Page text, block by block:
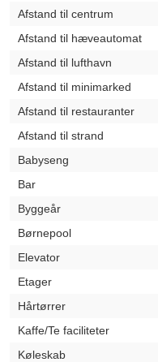
Afstand til centrum
Afstand til hæveautomat
Afstand til lufthavn
Afstand til minimarked
Afstand til restauranter
Afstand til strand
Babyseng
Bar
Byggeår
Børnepool
Elevator
Etager
Hårtørrer
Kaffe/Te faciliteter
Køleskab